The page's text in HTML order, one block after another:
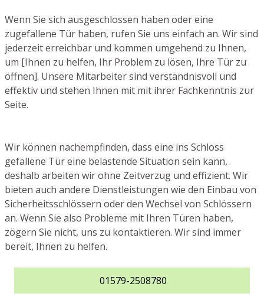
Wenn Sie sich ausgeschlossen haben oder eine
zugefallene Tür haben, rufen Sie uns einfach an. Wir sind
jederzeit erreichbar und kommen umgehend zu Ihnen,
um [Ihnen zu helfen, Ihr Problem zu lösen, Ihre Tür zu
öffnen]. Unsere Mitarbeiter sind verständnisvoll und
effektiv und stehen Ihnen mit mit ihrer Fachkenntnis zur
Seite.
Wir können nachempfinden, dass eine ins Schloss
gefallene Tür eine belastende Situation sein kann,
deshalb arbeiten wir ohne Zeitverzug und effizient. Wir
bieten auch andere Dienstleistungen wie den Einbau von
Sicherheitsschlössern oder den Wechsel von Schlössern
an. Wenn Sie also Probleme mit Ihren Türen haben,
zögern Sie nicht, uns zu kontaktieren. Wir sind immer
bereit, Ihnen zu helfen.
01579-2508780